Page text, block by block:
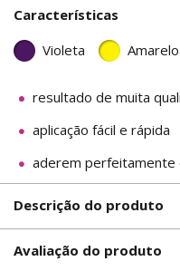
Características
Violeta Amarelo
resultado de muita
aplicação fácil e rápida
aderem perfeitamente
Descrição do produto
Avaliação do produto